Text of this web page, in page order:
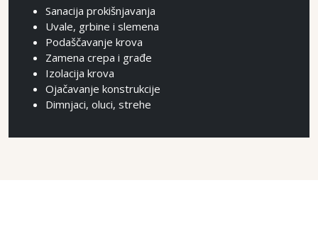
Sanacija prokišnjavanja
Uvale, grbine i slemena
Podaščavanje krova
Zamena crepa i građe
Izolacija krova
Ojačavanje konstrukcije
Dimnjaci, oluci, strehe